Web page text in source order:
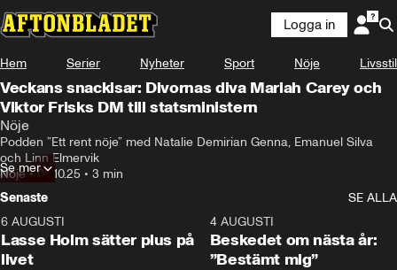
Logga in
Hem Serier Nyheter Sport Nöje Livsstil
Veckans snackisar: Divornas diva Mariah Carey och
Viktor Frisks DM till statsministern
Nöje
Podden ”Ett rent nöje” med Natalie Demirian Genna, Emanuel Silva
och Linn Elmervik
Nöje•06.10.25 • 3 min
Se mer
Senaste
SE ALLA
6 AUGUSTI
Lasse Holm sätter plus på
livet
4 AUGUSTI
Beskedet om nästa år:
”Bestämt mig”